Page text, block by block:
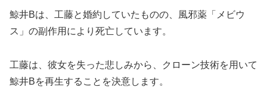
鯨井Bは、工藤と婚約していたものの、風邪薬「メビウ
ス」の副作用により死亡しています。
工藤は、彼女を失った悲しみから、クローン技術を用いて
鯨井Bを再生することを決意します。